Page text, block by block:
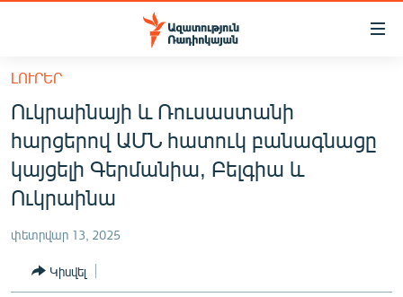
Մատչելիության
հիմնական
բովանդակությանը
Անցնել
հիմնական
մենյուին
Որոնում
ՀԱՅԱՍՏԱՆ
ՔԱՂԱՔԱԿԱՆ
ԸՆՏՐՈՒԹՅՈՒՆՆԵՐ 2026
ՏՆՏԵՍՈՒԹՅՈՒՆ
ԼՈՒՐԵՐ
Ուկրաինայի և Ռուսաստանի
հարցերով ԱՄՆ հատուկ բանագնացը
կայցելի Գերմանիա, Բելգիա և
Ուկրաինա
փետրվար 13, 2025
Կիսվել